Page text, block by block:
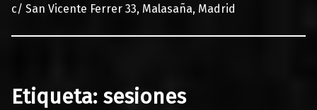
c/ San Vicente Ferrer 33, Malasaña, Madrid
Etiqueta: sesiones